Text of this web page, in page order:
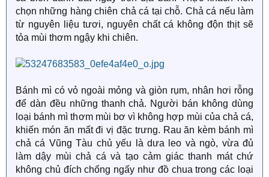
chọn những hàng chiên chả cá tại chỗ. Chả cá nếu làm
từ nguyên liệu tươi, nguyên chất cá không độn thịt sẽ
tỏa mùi thơm ngậy khi chiên.
Bánh mì có vỏ ngoài mỏng và giòn rụm, nhân hơi rỗng
để dàn đều những thanh chả. Người bán không dùng
loại bánh mì thơm mùi bơ vì không hợp mùi của chả cá,
khiến món ăn mất đi vị đặc trưng. Rau ăn kèm bánh mì
chả cá Vũng Tàu chủ yếu là dưa leo và ngò, vừa đủ
làm dậy mùi chả cá và tạo cảm giác thanh mát chứ
không chủ đích chống ngấy như đồ chua trong các loại